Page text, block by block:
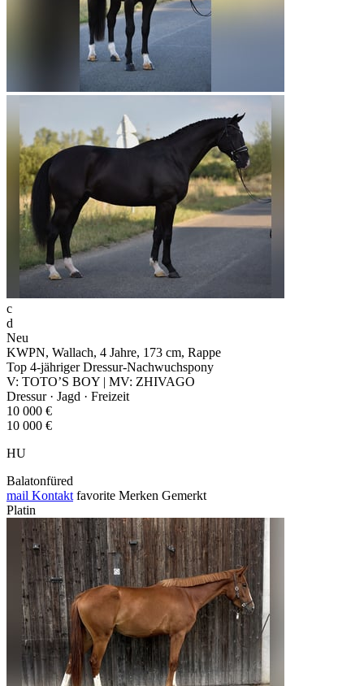
c
d
Neu
KWPN, Wallach, 4 Jahre, 173 cm, Rappe
Top 4-jähriger Dressur-Nachwuchspony
V: TOTO’S BOY | MV: ZHIVAGO
Dressur · Jagd · Freizeit
10 000 €
10 000 €
HU
Balatonfüred
mail Kontakt favorite Merken Gemerkt
Platin